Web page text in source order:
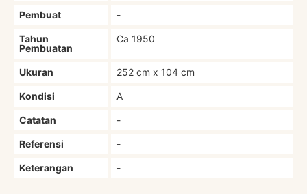
Pembuat -
Tahun
Pembuatan
Ca 1950
Ukuran 252 cm x 104 cm
Kondisi A
Catatan -
Referensi -
Keterangan -